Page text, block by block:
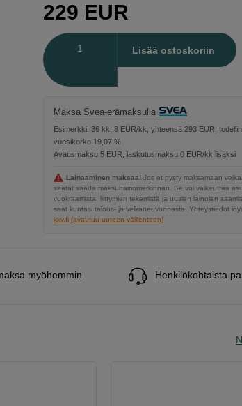
229 EUR
Lisää ostoskoriin
Maksa Svea-erämaksulla
Esimerkki: 36 kk, 8 EUR/kk, yhteensä 293 EUR,
vuosikorko 19,07 %
Avausmaksu 5 EUR, laskutusmaksu 0 EUR/kk lisäksi
Lainaaminen maksaa! Jos et pysty maksamaan
saatat saada maksuhäiriömerkinnän. Se voi vaikeuttaa
vuokraamista, liittymien tekemistä ja uusien lainojen
saat kuntasi talous- ja velkaneuvonnasta. Yhteystiedot
kkv.fi (avautuu uuteen välilehteen)
myöhemmin Henkilökohtaista